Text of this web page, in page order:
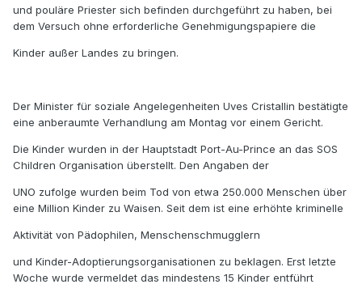
und pouläre Priester sich befinden durchgeführt zu haben, bei
dem Versuch ohne erforderliche Genehmigungspapiere die
Kinder außer Landes zu bringen.
Der Minister für soziale Angelegenheiten Uves Cristallin bestätigte
eine anberaumte Verhandlung am Montag vor einem Gericht.
Die Kinder wurden in der Hauptstadt Port-Au-Prince an das SOS
Children Organisation überstellt. Den Angaben der
UNO zufolge wurden beim Tod von etwa 250.000 Menschen über
eine Million Kinder zu Waisen. Seit dem ist eine erhöhte kriminelle
Aktivität von Pädophilen, Menschenschmugglern
und Kinder-Adoptierungsorganisationen zu beklagen. Erst letzte
Woche wurde vermeldet das mindestens 15 Kinder entführt